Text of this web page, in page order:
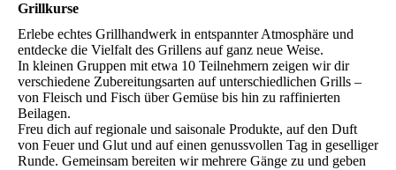
Grillkurse
Erlebe echtes Grillhandwerk in entspannter Atmosphäre und
entdecke die Vielfalt des Grillens auf ganz neue Weise.
In kleinen Gruppen mit etwa 10 Teilnehmern zeigen wir dir
verschiedene Zubereitungsarten auf unterschiedlichen Grills –
von Fleisch und Fisch über Gemüse bis hin zu raffinierten
Beilagen.
Freu dich auf regionale und saisonale Produkte, auf den Duft
von Feuer und Glut und auf einen genussvollen Tag in geselliger
Runde. Gemeinsam bereiten wir mehrere Gänge zu und geben